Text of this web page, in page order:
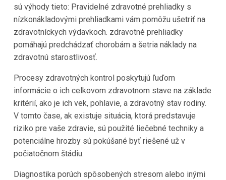
sú výhody tieto: Pravidelné zdravotné prehliadky s
nízkonákladovými prehliadkami vám pomôžu ušetriť na
zdravotníckych výdavkoch. zdravotné prehliadky
pomáhajú predchádzať chorobám a šetria náklady na
zdravotnú starostlivosť.
Procesy zdravotných kontrol poskytujú ľuďom
informácie o ich celkovom zdravotnom stave na základe
kritérií, ako je ich vek, pohlavie, a zdravotný stav rodiny.
V tomto čase, ak existuje situácia, ktorá predstavuje
riziko pre vaše zdravie, sú použité liečebné techniky a
potenciálne hrozby sú pokúšané byť riešené už v
počiatočnom štádiu.
Diagnostika porúch spôsobených stresom alebo inými